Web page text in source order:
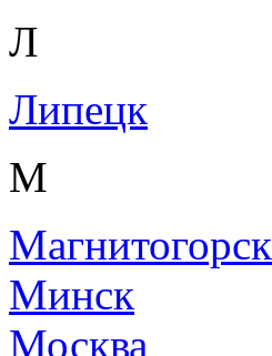
Л
Липецк
М
Магнитогорск
Минск
Москва